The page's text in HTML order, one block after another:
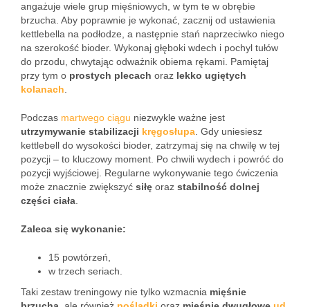
angażuje wiele grup mięśniowych, w tym te w obrębie
brzucha. Aby poprawnie je wykonać, zacznij od ustawienia
kettlebella na podłodze, a następnie stań naprzeciwko niego
na szerokość bioder. Wykonaj głęboki wdech i pochyl tułów
do przodu, chwytając odważnik obiema rękami. Pamiętaj
przy tym o prostych plecach oraz lekko ugiętych
kolanach
Podczas martwego ciągu niezwykle ważne jest
utrzymywanie stabilizacji kręgosłupa . Gdy uniesiesz
kettlebell do wysokości bioder, zatrzymaj się na chwilę w tej
pozycji – to kluczowy moment. Po chwili wydech i powróć do
pozycji wyjściowej. Regularne wykonywanie tego ćwiczenia
może znacznie zwiększyć siłę oraz stabilność dolnej
części ciała
Zaleca się wykonanie:
15 powtórzeń,
w trzech seriach.
Taki zestaw treningowy nie tylko wzmacnia mięśnie